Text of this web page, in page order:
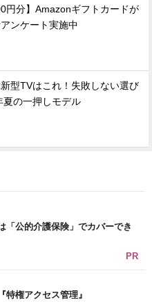
円分】Amazonギフトカードが
ンケート実施中
型TVはこれ！失敗しない選び
夏の一押しモデル
「公的介護保険」でカバーでき
PR
特権アクセス管理』